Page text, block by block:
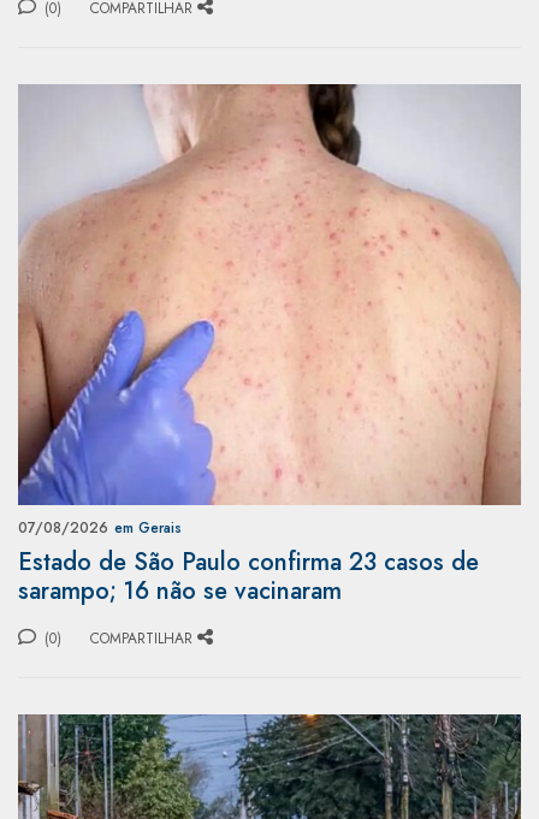
(0) COMPARTILHAR
07/08/2026 em Gerais
Estado de São Paulo confirma 23 casos de
sarampo; 16 não se vacinaram
(0) COMPARTILHAR